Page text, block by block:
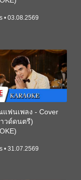
• 03.08.2569
ฟนเพลง - Cover
วด์ดนตรี)
• 31.07.2569